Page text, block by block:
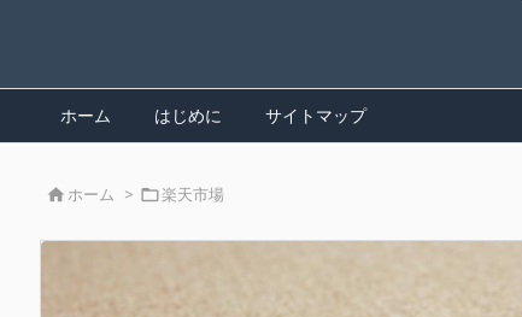
ホーム はじめに サイトマップ
 ホーム > 楽天市場